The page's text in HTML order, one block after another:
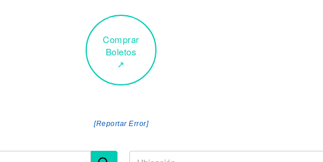
Comprar
Boletos
↗
[Reportar Error]